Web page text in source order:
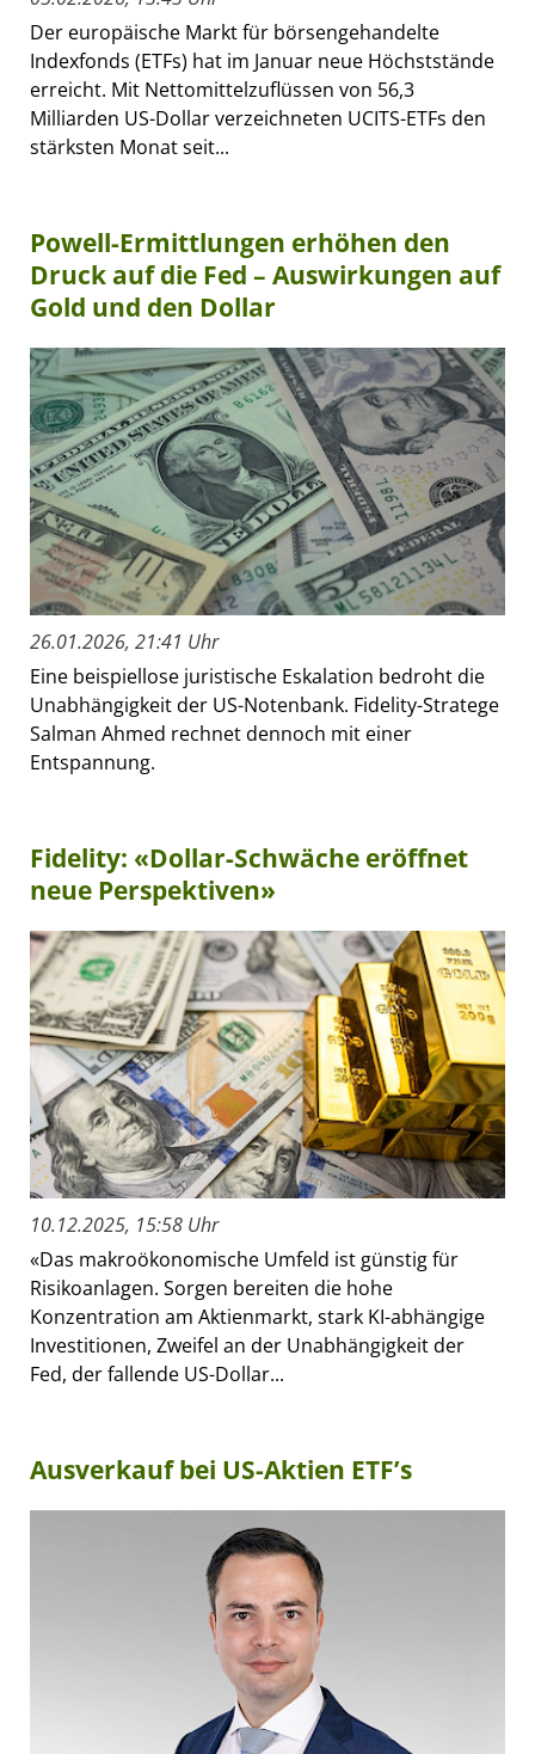
Der europäische Markt für börsengehandelte
Indexfonds (ETFs) hat im Januar neue Höchststände
erreicht. Mit Nettomittelzuflüssen von 56,3
Milliarden US-Dollar verzeichneten UCITS-ETFs den
stärksten Monat seit...
Powell-Ermittlungen erhöhen den
Druck auf die Fed – Auswirkungen auf
Gold und den Dollar
26.01.2026, 21:41 Uhr
Eine beispiellose juristische Eskalation bedroht die
Unabhängigkeit der US-Notenbank. Fidelity-Stratege
Salman Ahmed rechnet dennoch mit einer
Entspannung.
Fidelity: «Dollar-Schwäche eröffnet
neue Perspektiven»
10.12.2025, 15:58 Uhr
«Das makroökonomische Umfeld ist günstig für
Risikoanlagen. Sorgen bereiten die hohe
Konzentration am Aktienmarkt, stark KI-abhängige
Investitionen, Zweifel an der Unabhängigkeit der
Fed, der fallende US-Dollar...
Ausverkauf bei US-Aktien ETF’s